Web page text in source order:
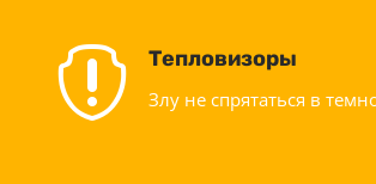
 Тепловизоры
Злу не спрятаться в